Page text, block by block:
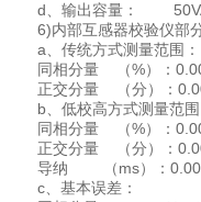
d、输出容量：
6)内部互感器校验仪部
a、传统方式测量范围：
同相分量 （%）：
正交分量 （分）：
b、低校高方式测量范
同相分量 （%）：
正交分量 （分）：
导纳 （ms）：
c、 基本误差：